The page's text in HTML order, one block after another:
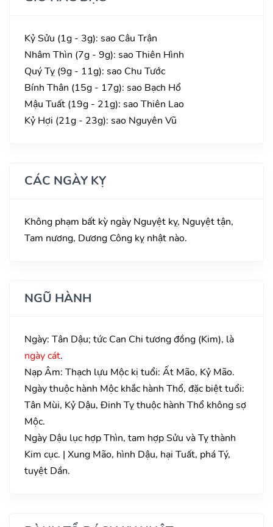
Kỷ Sửu (1g - 3g): sao Câu Trận
Nhâm Thìn (7g - 9g): sao Thiên Hình
Quý Tỵ (9g - 11g): sao Chu Tước
Bính Thân (15g - 17g): sao Bạch Hổ
Mậu Tuất (19g - 21g): sao Thiên Lao
Kỷ Hợi (21g - 23g): sao Nguyên Vũ
CÁC NGÀY KỴ
Không phạm bất kỳ ngày Nguyệt kỵ, Nguyệt tận,
Tam nương, Dương Công kỵ nhật nào.
NGŨ HÀNH
Ngày: Tân Dậu; tức Can Chi tương đồng (Kim), là
ngày cát.
Nạp Âm: Thạch lựu Mộc kị tuổi: Ất Mão, Kỷ Mão.
Ngày thuộc hành Mộc khắc hành Thổ, đặc biệt tuổi:
Tân Mùi, Kỷ Dậu, Đinh Tỵ thuộc hành Thổ không sợ
Mộc.
Ngày Dậu lục hợp Thìn, tam hợp Sửu và Tỵ thành
Kim cục. | Xung Mão, hình Dậu, hại Tuất, phá Tý,
tuyệt Dần.